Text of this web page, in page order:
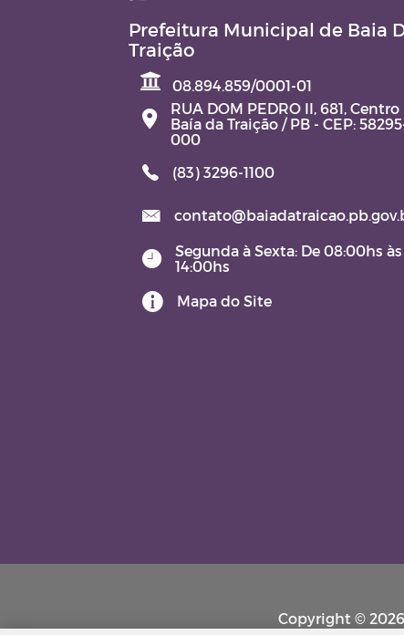
Prefeitura Municipal de Baia
Traição
08.894.859/0001-01
RUA DOM PEDRO II, 681, Centro
Baía da Traição / PB - CEP:
000
(83) 3296-1100
Segunda à Sexta: De 08:00hs às
14:00hs
Mapa do Site
Copyright ©